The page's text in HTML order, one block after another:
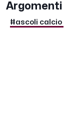
Argomenti
#ascoli calcio